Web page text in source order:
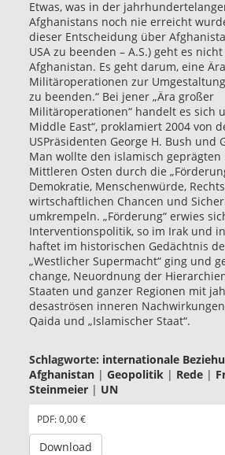
Etwas, was in der
Afghanistans noch nie erreicht
dieser Entscheidung über
USA zu beenden – A.S.) geht es
Afghanistan. Es geht darum, eine
Militäroperationen zur
zu beenden.“ Bei jener „Ära großer
Militäroperationen“ handelt es sich
Middle East“, proklamiert 2004 von
USPräsidenten George H. Bush und
Man wollte den islamisch geprägten
Mittleren Osten durch die
Demokratie, Menschenwürde,
wirtschaftlichen Chancen und
umkrempeln. „Förderung“ erwies
Interventionspolitik, so im Irak und
haftet im historischen Gedächtnis
„Westlicher Supermacht“ ging und
change, Neuordnung der
Staaten und ganzer Regionen mit
desaströsen inneren
Qaida und „Islamischer Staat“.
Schlagworte: internationale
Afghanistan | Geopolitik | Rede |
Steinmeier | UN
PDF: 0,00 €
Download